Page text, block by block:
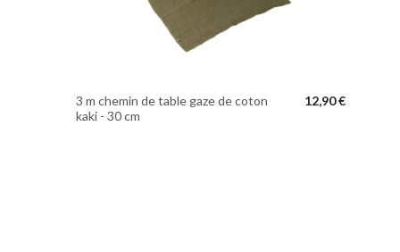
3 m chemin de table gaze de coton
kaki - 30 cm
12,90 €